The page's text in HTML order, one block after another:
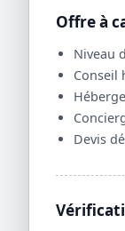
Offre à
Niveau
Conseil
Devis